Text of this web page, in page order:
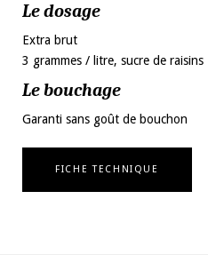
Le dosage
Extra brut
3 grammes / litre, sucre de raisins
Le bouchage
Garanti sans goût de bouchon
FICHE TECHNIQUE